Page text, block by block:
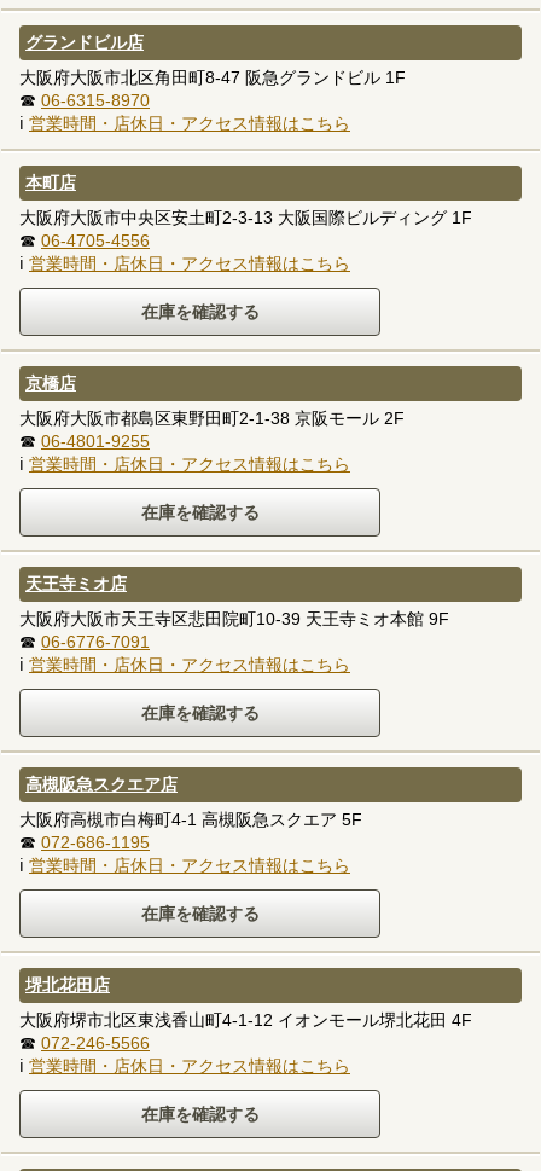
グランドビル店
大阪府大阪市北区角田町8-47 阪急グランドビル 1F
☎ 06-6315-8970
ℹ 営業時間・店休日・アクセス情報はこちら
本町店
大阪府大阪市中央区安土町2-3-13 大阪国際ビルディング 1F
☎ 06-4705-4556
ℹ 営業時間・店休日・アクセス情報はこちら
京橋店
大阪府大阪市都島区東野田町2-1-38 京阪モール 2F
☎ 06-4801-9255
ℹ 営業時間・店休日・アクセス情報はこちら
天王寺ミオ店
大阪府大阪市天王寺区悲田院町10-39 天王寺ミオ本館 9F
☎ 06-6776-7091
ℹ 営業時間・店休日・アクセス情報はこちら
高槻阪急スクエア店
大阪府高槻市白梅町4-1 高槻阪急スクエア 5F
☎ 072-686-1195
ℹ 営業時間・店休日・アクセス情報はこちら
堺北花田店
大阪府堺市北区東浅香山町4-1-12 イオンモール堺北花田 4F
☎ 072-246-5566
ℹ 営業時間・店休日・アクセス情報はこちら